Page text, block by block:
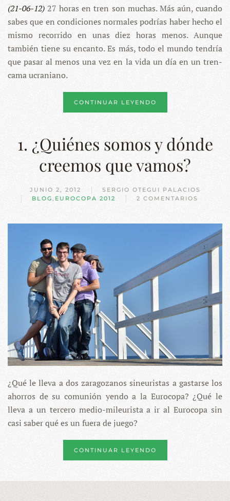
(21-06-12) 27 horas en tren son muchas. Más aún, cuando
sabes que en condiciones normales podrías haber hecho el
mismo recorrido en unas diez horas menos. Aunque
también tiene su encanto. Es más, todo el mundo tendría
que pasar al menos una vez en la vida un día en un tren-
cama ucraniano.
CONTINUAR LEYENDO
1. ¿Quiénes somos y dónde
creemos que vamos?
JUNIO 2, 2012
SERGIO OTEGUI PALACIOS
BLOG, EUROCOPA 2012 2 COMENTARIOS
EN
CREEMOS
VAMOS?
¿Qué le lleva a dos zaragozanos sineuristas a gastarse los
ahorros de su comunión yendo a la Eurocopa? ¿Qué le
lleva a un tercero medio-mileurista a ir al Eurocopa sin
casi saber qué es un fuera de juego?
CONTINUAR LEYENDO